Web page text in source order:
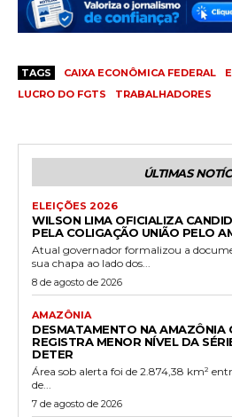
TAGS CAIXA ECONÔMICA FEDERAL
LUCRO DO FGTS
TRABALHADORES
ÚLTIMAS
ELEIÇÕES 2026
WILSON LIMA OFICIALIZA
PELA COLIGAÇÃO UNIÃO PELO
Atual governador formalizou a
sua chapa ao lado dos...
8 de agosto de 2026
AMAZÔNIA
DESMATAMENTO NA AMAZÔNIA
REGISTRA MENOR NÍVEL DA
DETER
Área sob alerta foi de 2.874,38 km²
de...
7 de agosto de 2026